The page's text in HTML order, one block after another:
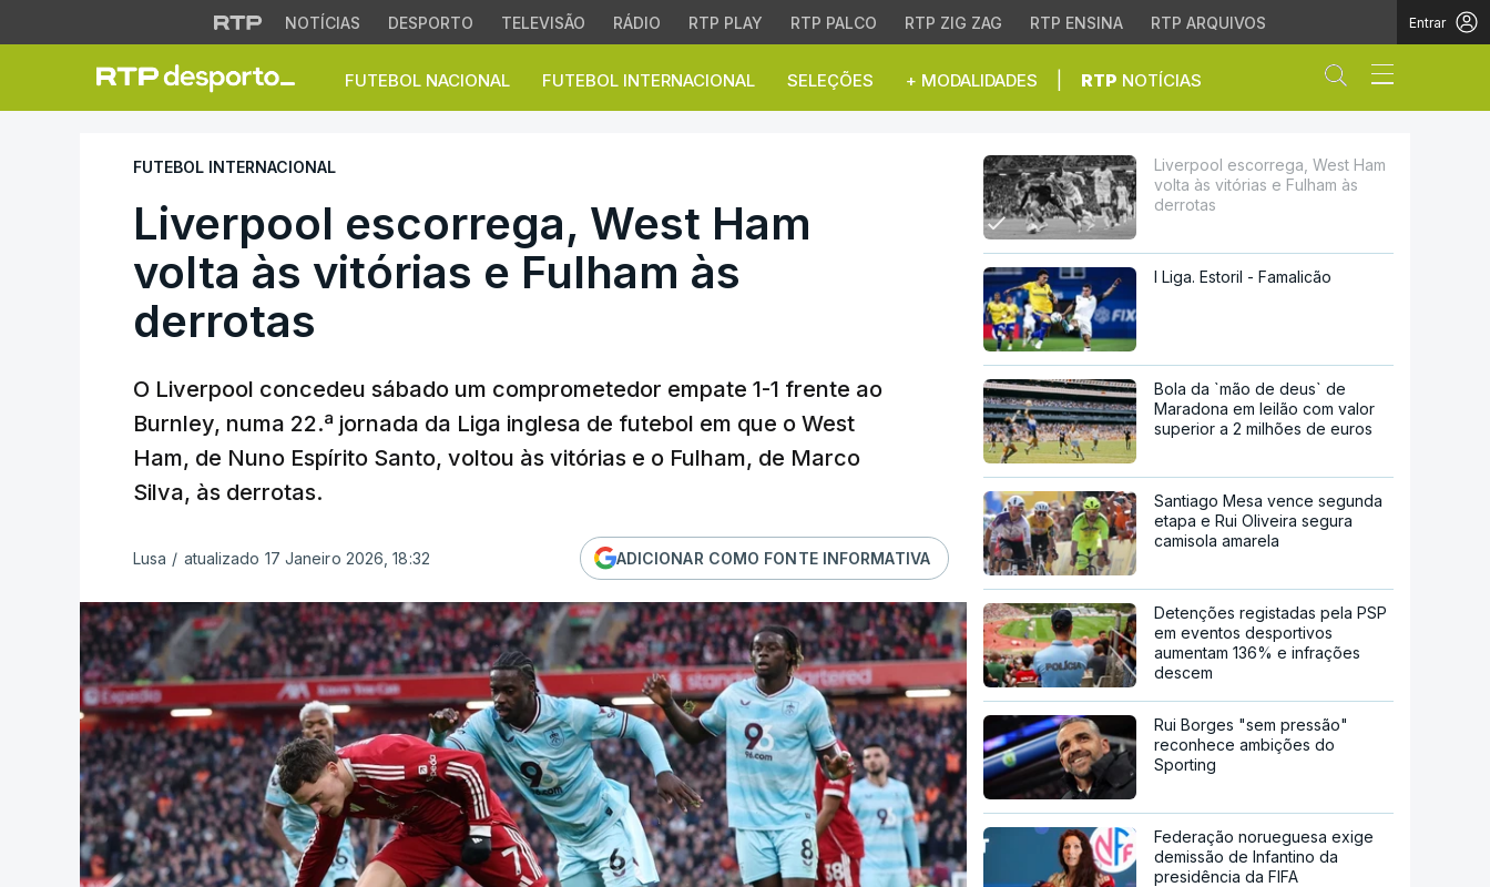
NOTÍCIAS DESPORTO TELEVISÃO RÁDIO RTP PLAY RTP PALCO RTP ZIG ZAG RTP ENSINA RTP ARQUIVOS Entrar
FUTEBOL NACIONAL FUTEBOL INTERNACIONAL SELEÇÕES + MODALIDADES RTP NOTÍCIAS Abrir campo
Liverpool escorrega, West Ham volta às vitórias e Fulham às
FUTEBOL INTERNACIONAL
Liverpool escorrega, West Ham
volta às vitórias e Fulham às
derrotas
O Liverpool concedeu sábado um comprometedor empate 1-1 frente ao
Burnley, numa 22.ª jornada da Liga inglesa de futebol em que o West
Ham, de Nuno Espírito Santo, voltou às vitórias e o Fulham, de Marco
Silva, às derrotas.
Lusa / atualizado 17 Janeiro 2026, 18:32 ADICIONAR COMO FONTE INFORMATIVA
Liverpool escorrega, West Ham
volta às vitórias e Fulham às
derrotas
I Liga. Estoril - Famalicão
Bola da `mão de deus` de
Maradona em leilão com valor
superior a 2 milhões de euros
Santiago Mesa vence segunda
etapa e Rui Oliveira segura
camisola amarela
Detenções registadas pela PSP
em eventos desportivos
aumentam 136% e infrações
descem
Rui Borges "sem pressão"
reconhece ambições do
Sporting
Federação norueguesa exige
demissão de Infantino da
presidência da FIFA